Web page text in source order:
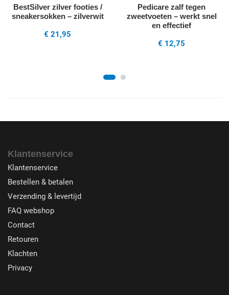
BestSilver zilver footies /
sneakersokken – zilverwit
€ 21,95
Pedicare zalf tegen
zweetvoeten – werkt snel
en effectief
€ 12,75
Klantenservice
Klantenservice
Bestellen & betalen
Verzending & levertijd
FAQ webshop
Contact
Retouren
Klachten
Privacy